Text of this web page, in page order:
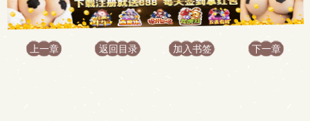
上一章 返回目录 加入书签 下一章